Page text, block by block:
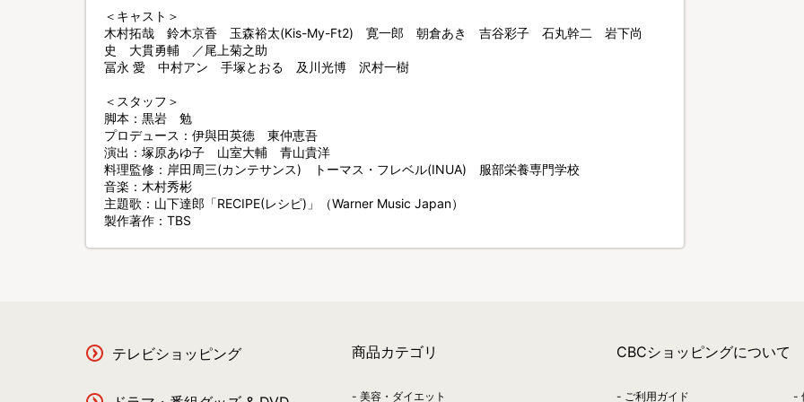
＜キャスト＞
木村拓哉 鈴木京香 玉森裕太(Kis-My-Ft2) 寛一郎 朝倉あき 吉谷彩子 石丸幹二 岩下尚
史 大貫勇輔 ／尾上菊之助
冨永 愛 中村アン 手塚とおる 及川光博 沢村一樹
＜スタッフ＞
脚本：黒岩 勉
プロデュース：伊與田英徳 東仲恵吾
演出：塚原あゆ子 山室大輔 青山貴洋
料理監修：岸田周三(カンテサンス) トーマス・フレベル(INUA) 服部栄養専門学校
音楽：木村秀彬
主題歌：山下達郎「RECIPE(レシピ)」（Warner Music Japan）
製作著作：TBS
テレビショッピング 商品カテゴリ
美容・ダイエット
CBCショッピングについて
ご利用ガイド